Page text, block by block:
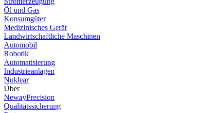
Öl und Gas
Konsumgüter
Medizinisches Gerät
Landwirtschaftliche Maschinen
Automobil
Robotik
Automatisierung
Industrieanlagen
Nuklear
Über
NewayPrecision
Qualitätssicherung